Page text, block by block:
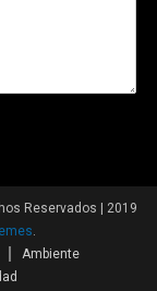
Reservados | 2019
.
Ambiente